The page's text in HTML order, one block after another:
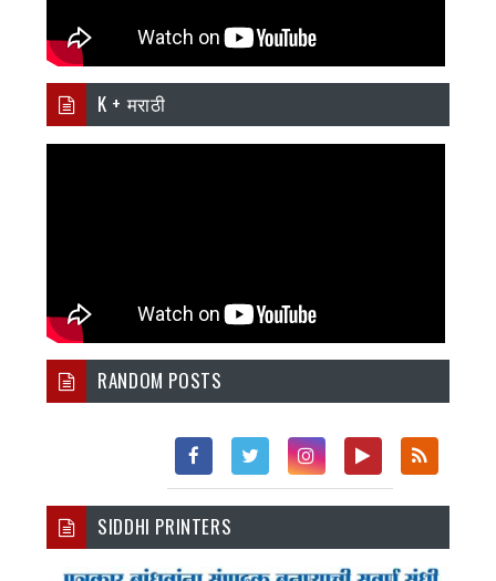
K + मराठी
RANDOM POSTS
Fac
Ebo
Ok
Twi
Inst
Am
You
E
SIDDHI PRINTERS